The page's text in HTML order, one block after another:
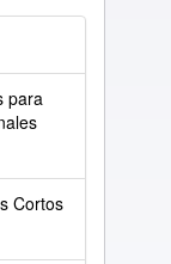
para
Cortos